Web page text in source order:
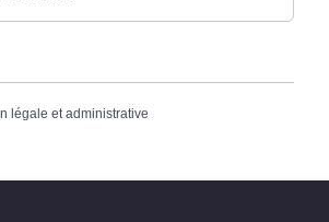
légale et administrative